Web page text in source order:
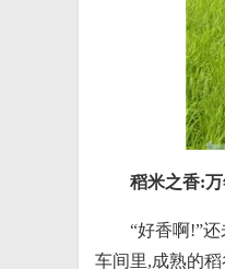
稻米之香:
“好香啊!”
车间里,成熟的